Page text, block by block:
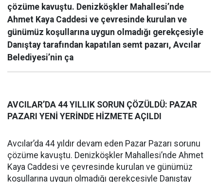
çözüme kavuştu. Denizköşkler Mahallesi’nde
Ahmet Kaya Caddesi ve çevresinde kurulan ve
günümüz koşullarına uygun olmadığı gerekçesiyle
Danıştay tarafından kapatılan semt pazarı, Avcılar
Belediyesi’nin ça
AVCILAR’DA 44 YILLIK SORUN ÇÖZÜLDÜ: PAZAR
PAZARI YENİ YERİNDE HİZMETE AÇILDI
Avcılar’da 44 yıldır devam eden Pazar Pazarı sorunu
çözüme kavuştu. Denizköşkler Mahallesi’nde Ahmet
Kaya Caddesi ve çevresinde kurulan ve günümüz
koşullarına uygun olmadığı gerekçesiyle Danıştay